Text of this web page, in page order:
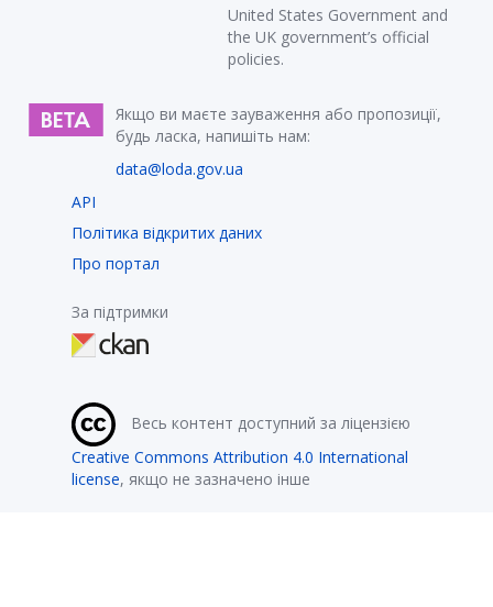
United States Government and
the UK government’s official
policies.
Якщо ви маєте зауваження або пропозиції,
будь ласка, напишіть нам:
data@loda.gov.ua
API
Політика відкритих даних
Про портал
За підтримки
Весь контент доступний за ліцензією
Creative Commons Attribution 4.0 International
license, якщо не зазначено інше